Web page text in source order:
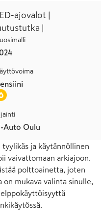
ajovalot |
|
Auto Oulu
tyylikäs ja käytännöllinen
vaivattomaan arkiajoon.
polttoainetta, joten
mukava valinta sinulle,